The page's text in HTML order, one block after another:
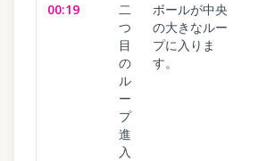
00:19
二
つ
目
の
ル
ー
プ
進
入
ボールが中央
の大きなルー
プに入りま
す。